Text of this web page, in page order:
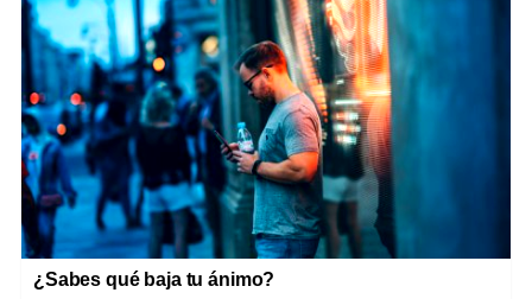
¿Sabes qué baja tu ánimo?